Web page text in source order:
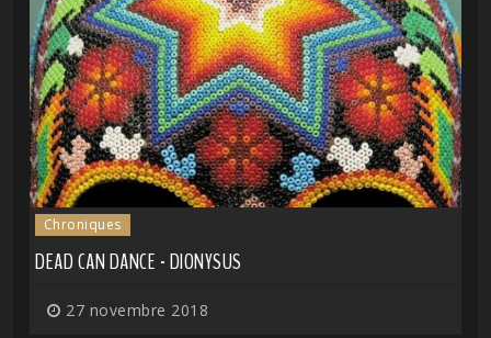
Chroniques
DEAD CAN DANCE - DIONYSUS
27 novembre 2018